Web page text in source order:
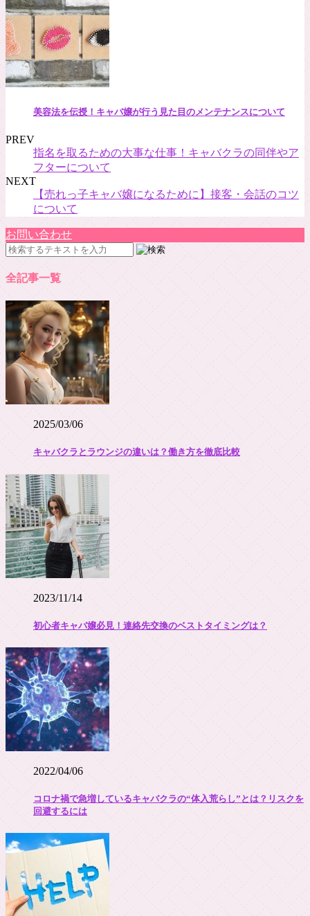
美容法を伝授！キャバ嬢が行う見た目のメンテナンスについて
PREV
指名を取るための大事な仕事！キャバクラの同伴やア
フターについて
NEXT
【売れっ子キャバ嬢になるために】接客・会話のコツ
について
お問い合わせ
全記事一覧
2025/03/06
キャバクラとラウンジの違いは？働き方を徹底比較
2023/11/14
初心者キャバ嬢必見！連絡先交換のベストタイミングは？
2022/04/06
コロナ禍で急増しているキャバクラの“体入荒らし”とは？リスクを
回避するには